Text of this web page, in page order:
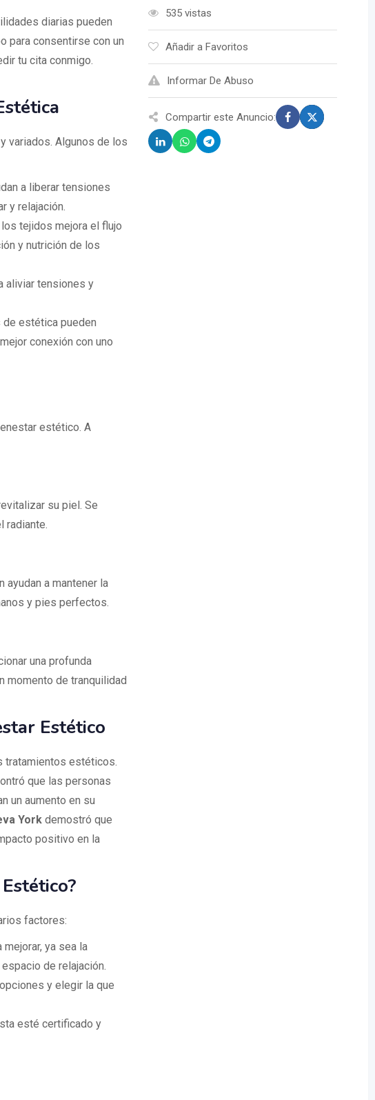
diarias pueden
para consentirse con un
tu cita conmigo.
variados. Algunos de los
a liberar tensiones
y relajación.
tejidos mejora el flujo
y nutrición de los
aliviar tensiones y
estética pueden
conexión con uno
estético. A
su piel. Se
radiante.
ayudan a mantener la
y pies perfectos.
una profunda
momento de tranquilidad
Estético
tratamientos estéticos.
que las personas
un aumento en su
Yorkdemostró que
positivo en la
factores:
ya sea la
de relajación.
y elegir la que
esté certificado y
535 vistas
Añadir a Favoritos
Informar De Abuso
Compartir este Anuncio: